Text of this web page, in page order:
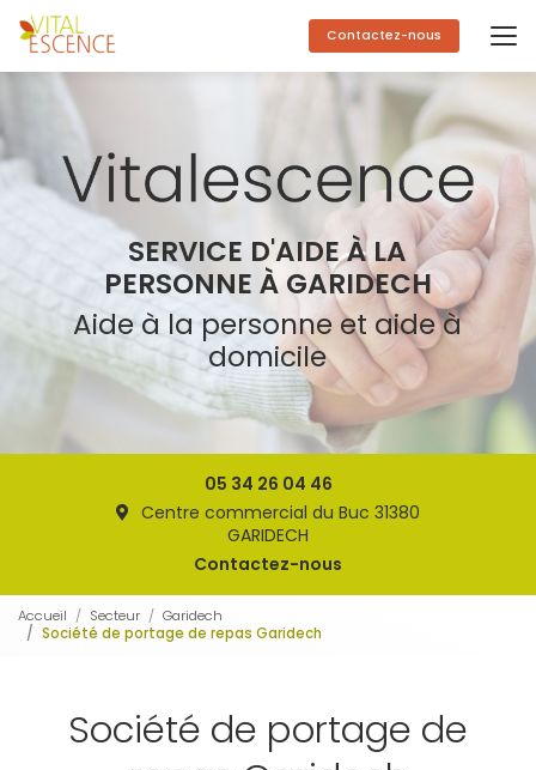
Aller
au
contenu
principal
Contactez-nous
SERVICE D'AIDE À LA
PERSONNE À GARIDECH
Aide à la personne et aide à
domicile
05 34 26 04 46
Centre commercial du Buc 31380
GARIDECH
Contactez-nous
Accueil Secteur
Garidech
Société de portage de repas Garidech
Société de portage de